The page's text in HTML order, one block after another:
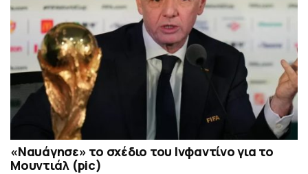
«Ναυάγησε» το σχέδιο του Ινφαντίνο για το
Μουντιάλ (pic)